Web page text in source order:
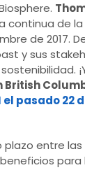
continua de
de 2017.
y sus
British
pasado 22
entre
para